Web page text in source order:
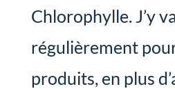
Chlorophylle. J’y
régulièrement
produits, en plus